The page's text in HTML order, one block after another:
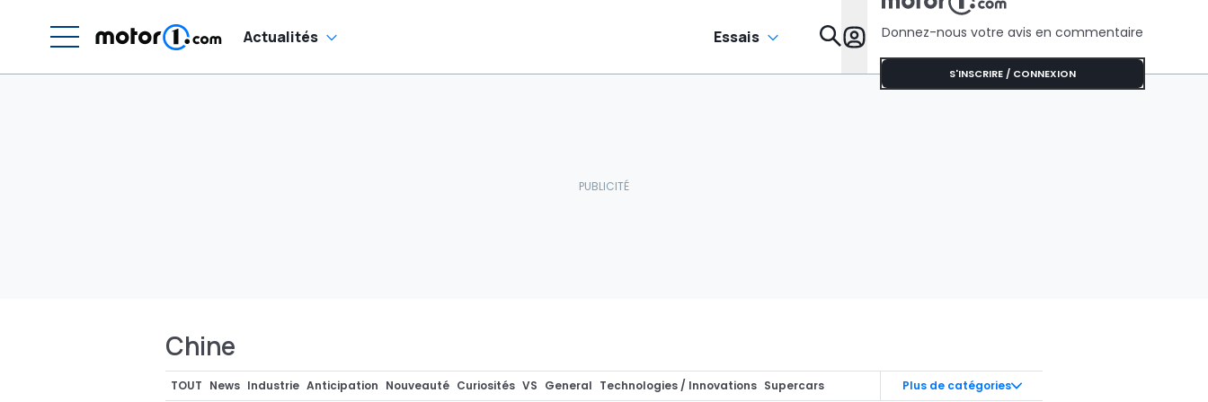
Actualités Essais Donnez-nous votre avis en commentaire
S'INSCRIRE / CONNEXION
Chine
Plus de catégories
TOUT News Industrie Anticipation Nouveauté Curiosités VS General Technologies / Innovations Supercars